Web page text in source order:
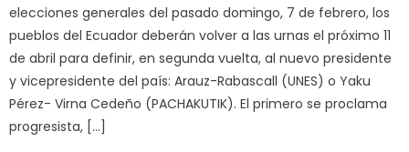
elecciones generales del pasado domingo, 7 de febrero, los
pueblos del Ecuador deberán volver a las urnas el próximo 11
de abril para definir, en segunda vuelta, al nuevo presidente
y vicepresidente del país: Arauz-Rabascall (UNES) o Yaku
Pérez- Virna Cedeño (PACHAKUTIK). El primero se proclama
progresista, […]